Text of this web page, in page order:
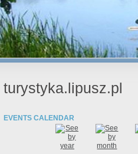
turystyka.lipusz.pl
EVENTS CALENDAR